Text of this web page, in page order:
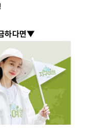
하다면▼